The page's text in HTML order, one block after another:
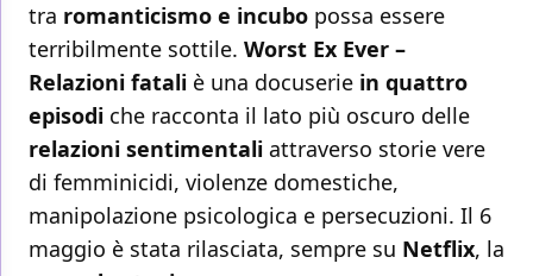
tra romanticismo e incubo possa essere
terribilmente sottile. Worst Ex Ever –
Relazioni fatali è una docuserie in quattro
episodi che racconta il lato più oscuro delle
relazioni sentimentali attraverso storie vere
di femminicidi, violenze domestiche,
manipolazione psicologica e persecuzioni. Il 6
maggio è stata rilasciata, sempre su Netflix, la